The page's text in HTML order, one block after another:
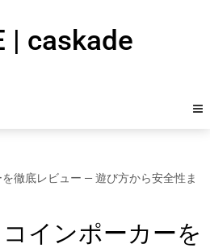
| caskade
徹底レビュー — 遊び方から安全性ま
インポーカーを